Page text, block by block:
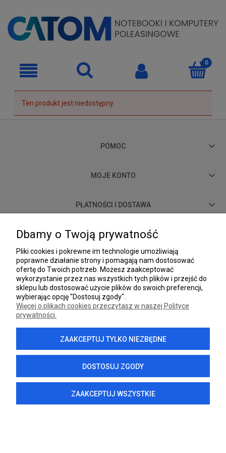
Ten produkt jest niedostępny.
POMOC
MOJE KONTO
PŁATNOŚCI I DOSTAWA
INFORMACJE
DANE FIRMY
Sklep internetowy Shoper.pl
Dbamy o Twoją prywatność
Pliki cookies i pokrewne im technologie umożliwiają
poprawne działanie strony i pomagają nam dostosować
ofertę do Twoich potrzeb. Możesz zaakceptować
wykorzystanie przez nas wszystkich tych plików i przejść do
sklepu lub dostosować użycie plików do swoich preferencji,
wybierając opcję "Dostosuj zgody".
Więcej o plikach cookies przeczytasz w naszej Polityce
prywatności.
ZAAKCEPTUJ TYLKO NIEZBĘDNE
DOSTOSUJ ZGODY
ZAAKCEPTUJ WSZYSTKIE